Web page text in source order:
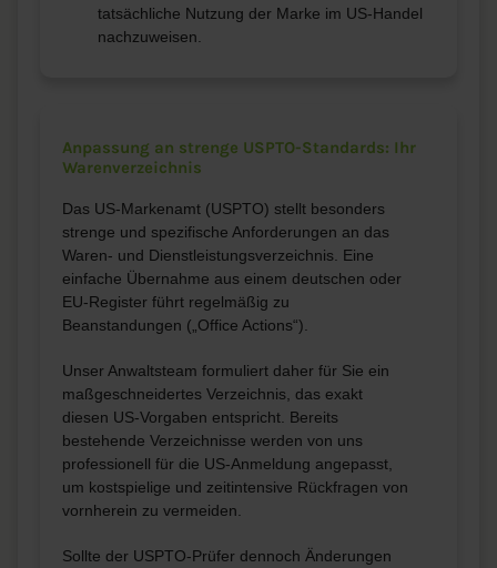
tatsächliche Nutzung der Marke im US-Handel
nachzuweisen.
Anpassung an strenge USPTO-Standards: Ihr
Warenverzeichnis
Das US-Markenamt (USPTO) stellt besonders
strenge und spezifische Anforderungen an das
Waren- und Dienstleistungsverzeichnis. Eine
einfache Übernahme aus einem deutschen oder
EU-Register führt regelmäßig zu
Beanstandungen („Office Actions“).
Unser Anwaltsteam formuliert daher für Sie ein
maßgeschneidertes Verzeichnis, das exakt
diesen US-Vorgaben entspricht. Bereits
bestehende Verzeichnisse werden von uns
professionell für die US-Anmeldung angepasst,
um kostspielige und zeitintensive Rückfragen von
vornherein zu vermeiden.
Sollte der USPTO-Prüfer dennoch Änderungen